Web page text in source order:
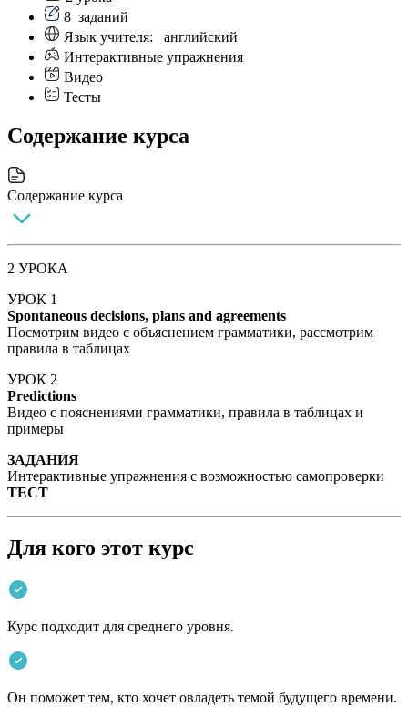
8 заданий
Язык учителя: английский
Интерактивные упражнения
Видео
Тесты
Cодержание курса
Cодержание курса
2 УРОКА
УРОК 1
Spontaneous decisions, plans and agreements
Посмотрим видео с объяснением грамматики, рассмотрим
правила в таблицах
УРОК 2
Predictions
Видео с пояснениями грамматики, правила в таблицах и
примеры
ЗАДАНИЯ
Интерактивные упражнения с возможностью самопроверки
ТЕСТ
Для кого этот курс
Курс подходит для среднего уровня.
Он поможет тем, кто хочет овладеть темой будущего времени.